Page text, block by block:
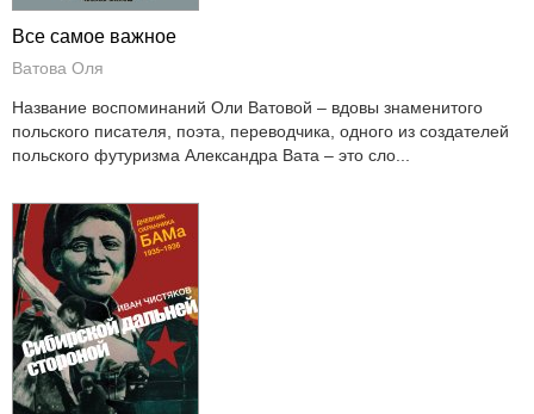
Все самое важное
Ватова Оля
Название воспоминаний Оли Ватовой – вдовы знаменитого
польского писателя, поэта, переводчика, одного из создателей
польского футуризма Александра Вата – это сло...